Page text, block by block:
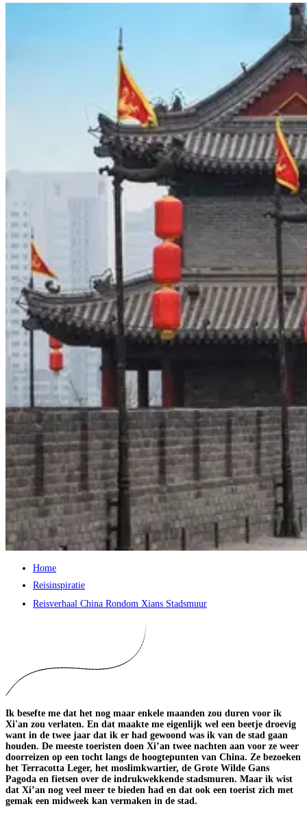
Home
Reisinspiratie
Reisverhaal China Rondom Xians Stadsmuur
Ik besefte me dat het nog maar enkele maanden zou duren voor ik
Xi'an zou verlaten. En dat maakte me eigenlijk wel een beetje droevig
want in de twee jaar dat ik er had gewoond was ik van de stad gaan
houden. De meeste toeristen doen Xi’an twee nachten aan voor ze weer
doorreizen op een tocht langs de hoogtepunten van China. Ze bezoeken
het Terracotta Leger, het moslimkwartier, de Grote Wilde Gans
Pagoda en fietsen over de indrukwekkende stadsmuren. Maar ik wist
dat Xi’an nog veel meer te bieden had en dat ook een toerist zich met
gemak een midweek kan vermaken in de stad.